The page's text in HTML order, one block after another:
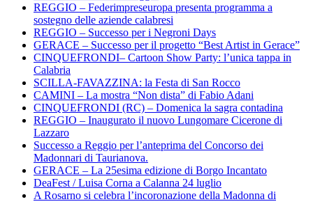
REGGIO – Federimpreseuropa presenta programma a
sostegno delle aziende calabresi
REGGIO – Successo per i Negroni Days
GERACE – Successo per il progetto “Best Artist in Gerace”
CINQUEFRONDI– Cartoon Show Party: l’unica tappa in
Calabria
SCILLA-FAVAZZINA: la Festa di San Rocco
CAMINI – La mostra “Non dista” di Fabio Adani
CINQUEFRONDI (RC) – Domenica la sagra contadina
REGGIO – Inaugurato il nuovo Lungomare Cicerone di
Lazzaro
Successo a Reggio per l’anteprima del Concorso dei
Madonnari di Taurianova.
GERACE – La 25esima edizione di Borgo Incantato
DeaFest / Luisa Corna a Calanna 24 luglio
A Rosarno si celebra l’incoronazione della Madonna di